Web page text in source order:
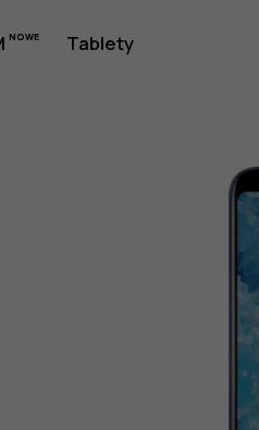
Tablety